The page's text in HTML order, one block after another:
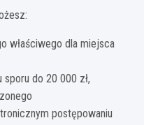
właściwego dla miejsca
do 20 000 zł,
postępowaniu